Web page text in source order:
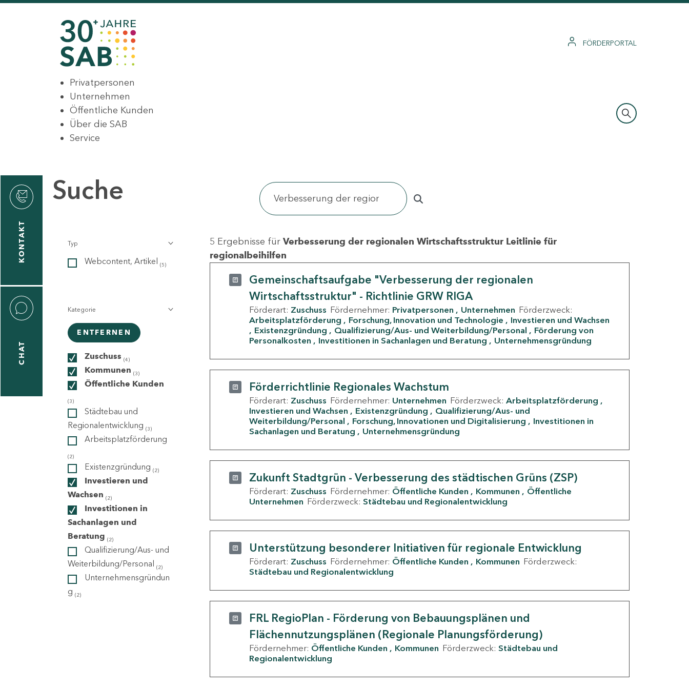
FÖRDERPORTAL
Privatpersonen
Unternehmen
Öffentliche Kunden
Über die SAB
Service
KONTAKT
CHAT
Suche
Typ
Webcontent, Artikel (5)
Kategorie
ENTFERNEN
Zuschuss (4)
Kommunen (3)
Öffentliche Kunden
(3)
Städtebau und
Regionalentwicklung (3)
Arbeitsplatzförderung
(2)
Existenzgründung (2)
Investieren und
Wachsen (2)
Investitionen in
Sachanlagen und
Beratung (2)
Qualifizierung/Aus- und
Weiterbildung/Personal (2)
Unternehmensgründun
g (2)
5 Ergebnisse für Verbesserung der regionalen Wirtschaftsstruktur Leitlinie für
regionalbeihilfen
Gemeinschaftsaufgabe "Verbesserung der regionalen
Wirtschaftsstruktur" - Richtlinie GRW RIGA
Förderart: Zuschuss Fördernehmer: Privatpersonen Unternehmen Förderzweck:
Arbeitsplatzförderung
Forschung, Innovation und Technologie
Investieren und Wachsen
Existenzgründung
Qualifizierung/Aus- und Weiterbildung/Personal
Förderung von
Personalkosten
Investitionen in Sachanlagen und Beratung Unternehmensgründung
Förderrichtlinie Regionales Wachstum
Förderart: Zuschuss Fördernehmer: Unternehmen Förderzweck: Arbeitsplatzförderung
Investieren und Wachsen
Existenzgründung
Qualifizierung/Aus- und
Weiterbildung/Personal
Forschung, Innovationen und Digitalisierung
Investitionen in
Sachanlagen und Beratung
Unternehmensgründung
Zukunft Stadtgrün - Verbesserung des städtischen Grüns (ZSP)
Förderart: Zuschuss Fördernehmer: Öffentliche Kunden Kommunen
Öffentliche
Unternehmen Förderzweck: Städtebau und Regionalentwicklung
Unterstützung besonderer Initiativen für regionale Entwicklung
Förderart: Zuschuss Fördernehmer: Öffentliche Kunden Kommunen Förderzweck:
Städtebau und Regionalentwicklung
FRL RegioPlan - Förderung von Bebauungsplänen und
Flächennutzungsplänen (Regionale Planungsförderung)
Fördernehmer: Öffentliche Kunden Kommunen Förderzweck: Städtebau und
Regionalentwicklung